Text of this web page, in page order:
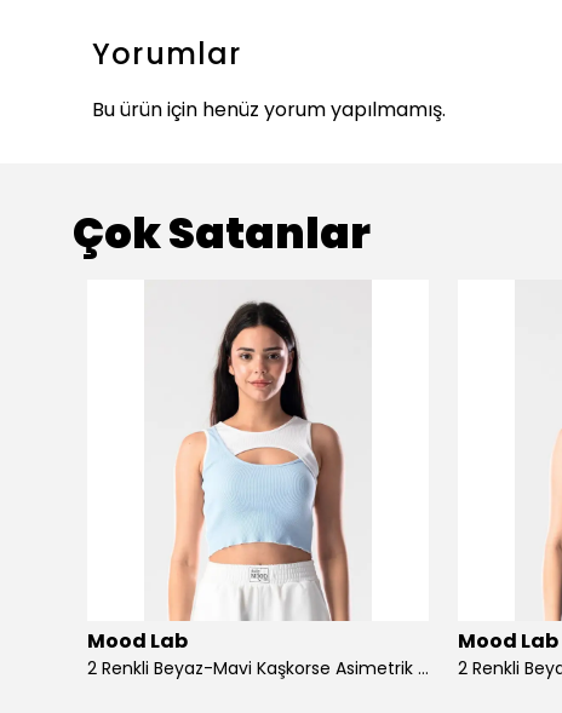
Yorumlar
Bu ürün için henüz yorum yapılmamış.
Çok Satanlar
Mood Lab
2 Renkli Beyaz-Mavi Kaşkorse Asimetrik Crop Atlet Bluz Top - beyaz-mavi
Mood Lab